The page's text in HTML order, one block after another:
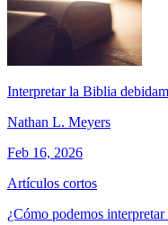
Interpretar la Biblia
Nathan L. Meyers
Feb 16, 2026
Artículos cortos
¿Cómo podemos